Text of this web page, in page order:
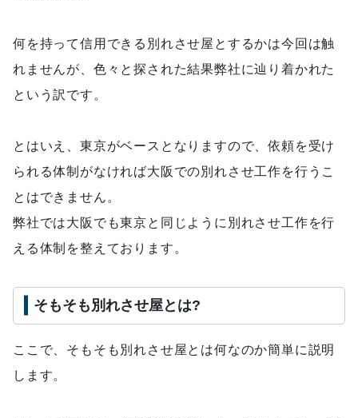
何を持って信用できる別れさせ屋とするかは今回は触
れませんが、色々と探された結果弊社に辿り着かれた
という訳です。
とはいえ、東京がベースとなりますので、依頼を受け
られる体制がなければ大阪での別れさせ工作を行うこ
とはできません。
弊社では大阪でも東京と同じように別れさせ工作を行
える体制を整えております。
そもそも別れさせ屋とは?
ここで、そもそも別れさせ屋とは何なのか簡単に説明
します。